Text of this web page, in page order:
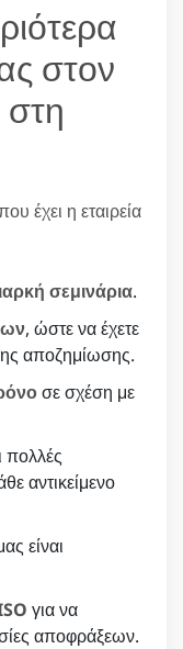
στον
έχει η εταιρεία
σεμινάρια.
, ώστε να έχετε
αποζημίωσης.
σε σχέση με
πολλές
αντικείμενο
είναι
για να
αποφράξεων.